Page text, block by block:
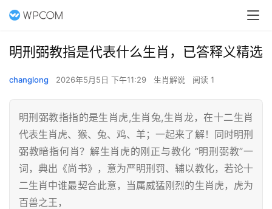
明刑弼教指是代表什么生肖，已答释义精选
changlong 2026年5月5日 下午11:29 生肖解说 阅读 1
明刑弼教指指的是生肖虎,生肖兔,生肖龙，在十二生肖
代表生肖虎、猴、兔、鸡、羊；一起来了解！同时明刑
弼教暗指何肖？解生肖虎的刚正与教化 “明刑弼教”一
词，典出《尚书》，意为严明刑罚、辅以教化，若论十
二生肖中谁最契合此意，当属威猛刚烈的生肖虎，虎为
百兽之王，